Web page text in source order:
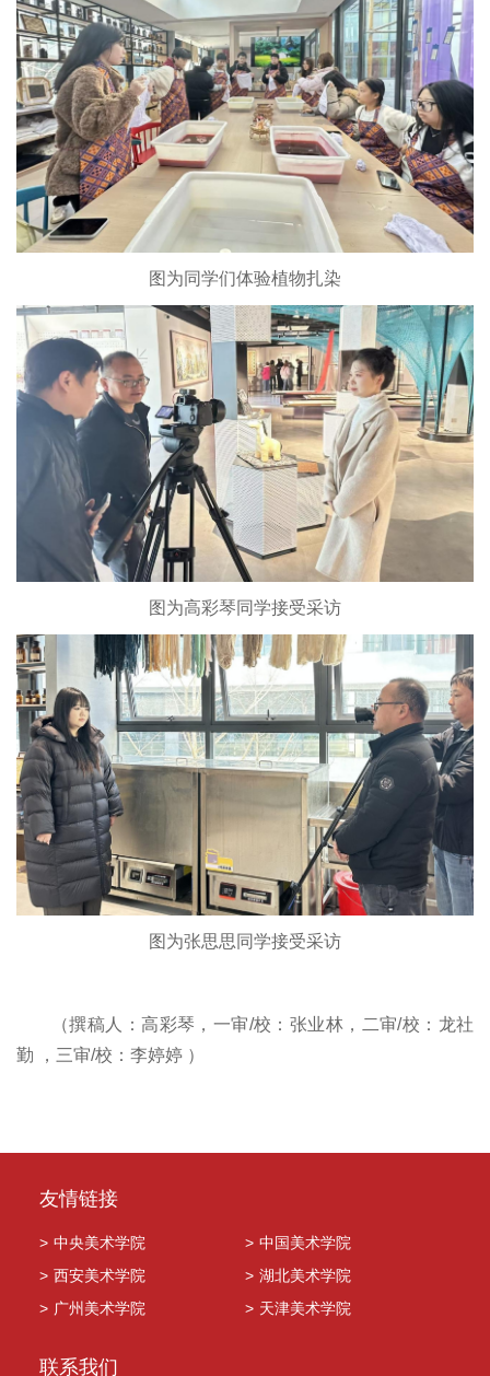
图为同学们体验植物扎染
图为高彩琴同学接受采访
图为张思思同学接受采访
（撰稿人：高彩琴，一审/校：张业林，二审/校：龙社
勤 ，三审/校：李婷婷 ）
友情链接
> 中央美术学院 > 中国美术学院
> 西安美术学院 > 湖北美术学院
> 广州美术学院 > 天津美术学院
联系我们